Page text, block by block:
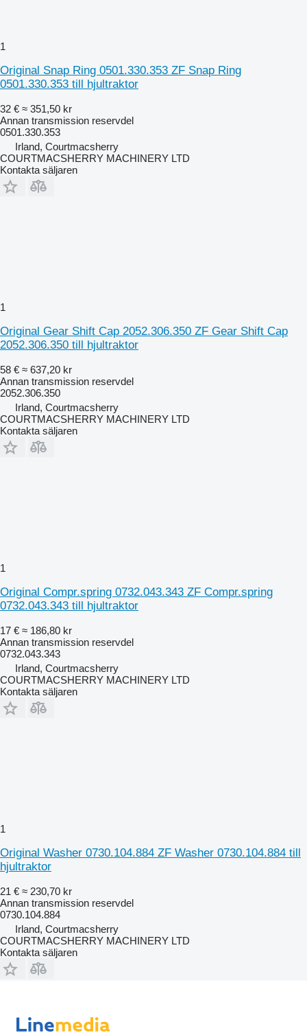
1
Original Snap Ring 0501.330.353 ZF Snap Ring
0501.330.353 till hjultraktor
32 € ≈ 351,50 kr
Annan transmission reservdel
0501.330.353
Irland, Courtmacsherry
COURTMACSHERRY MACHINERY LTD
Kontakta säljaren
1
Original Gear Shift Cap 2052.306.350 ZF Gear Shift Cap
2052.306.350 till hjultraktor
58 € ≈ 637,20 kr
Annan transmission reservdel
2052.306.350
Irland, Courtmacsherry
COURTMACSHERRY MACHINERY LTD
Kontakta säljaren
1
Original Compr.spring 0732.043.343 ZF Compr.spring
0732.043.343 till hjultraktor
17 € ≈ 186,80 kr
Annan transmission reservdel
0732.043.343
Irland, Courtmacsherry
COURTMACSHERRY MACHINERY LTD
Kontakta säljaren
1
Original Washer 0730.104.884 ZF Washer 0730.104.884 till
hjultraktor
21 € ≈ 230,70 kr
Annan transmission reservdel
0730.104.884
Irland, Courtmacsherry
COURTMACSHERRY MACHINERY LTD
Kontakta säljaren